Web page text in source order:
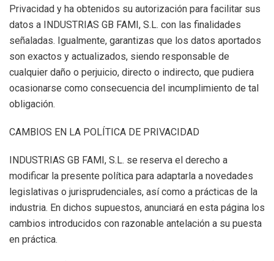
Privacidad y ha obtenidos su autorización para facilitar sus
datos a INDUSTRIAS GB FAMI, S.L. con las finalidades
señaladas. Igualmente, garantizas que los datos aportados
son exactos y actualizados, siendo responsable de
cualquier daño o perjuicio, directo o indirecto, que pudiera
ocasionarse como consecuencia del incumplimiento de tal
obligación.
CAMBIOS EN LA POLÍTICA DE PRIVACIDAD
INDUSTRIAS GB FAMI, S.L. se reserva el derecho a
modificar la presente política para adaptarla a novedades
legislativas o jurisprudenciales, así como a prácticas de la
industria. En dichos supuestos, anunciará en esta página los
cambios introducidos con razonable antelación a su puesta
en práctica.